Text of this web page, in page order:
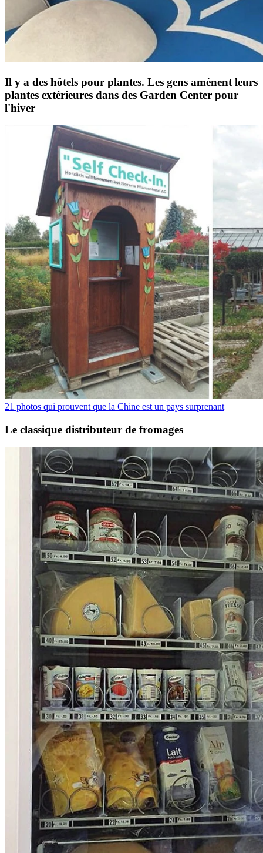
Il y a des hôtels pour plantes. Les gens amènent leurs
plantes extérieures dans des Garden Center pour
l'hiver
21 photos qui prouvent que la Chine est un pays surprenant
Le classique distributeur de fromages